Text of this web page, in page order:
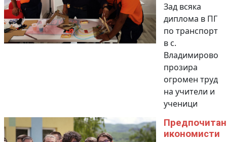
Зад всяка
диплома в ПГ
по транспорт
в с.
Владимирово
прозира
огромен труд
на учители и
ученици
икономисти